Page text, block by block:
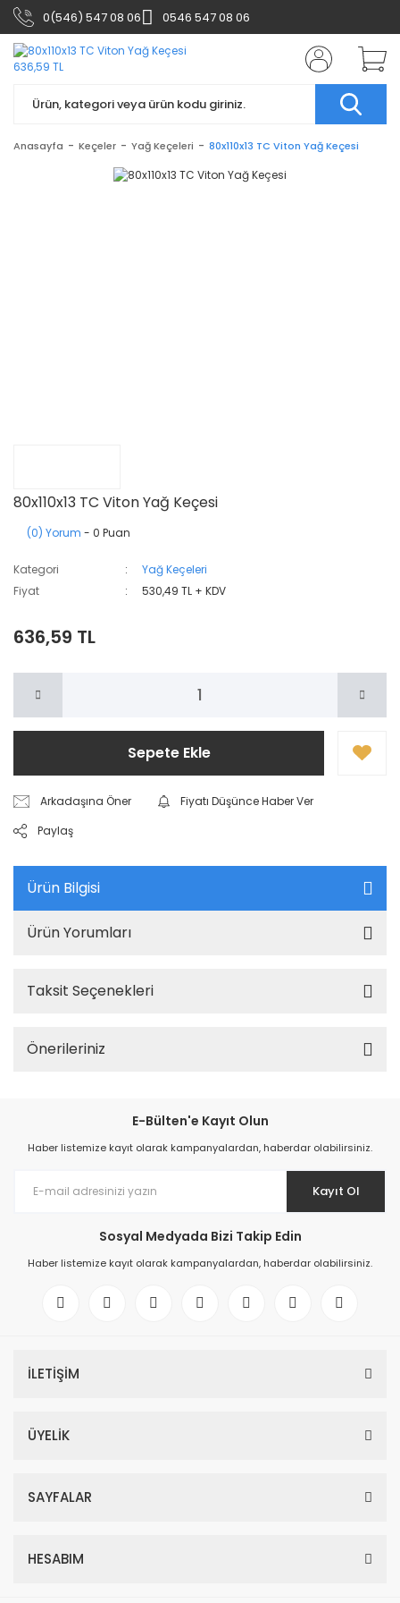
0(546) 547 08 06 0546 547 08 06
Anasayfa Keçeler Yağ Keçeleri 80x110x13 TC Viton Yağ Keçesi
80x110x13 TC Viton Yağ Keçesi
(0) Yorum - 0 Puan
Kategori
Yağ Keçeleri
Fiyat
530,49 TL + KDV
636,59 TL
Sepete Ekle
Arkadaşına Öner
Fiyatı Düşünce Haber Ver
Paylaş
Ürün Bilgisi
Ürün Yorumları
Taksit Seçenekleri
Önerileriniz
E-Bülten'e Kayıt Olun
Haber listemize kayıt olarak kampanyalardan, haberdar olabilirsiniz.
Kayıt Ol
Sosyal Medyada Bizi Takip Edin
Haber listemize kayıt olarak kampanyalardan, haberdar olabilirsiniz.
İLETİŞİM
ÜYELİK
SAYFALAR
HESABIM